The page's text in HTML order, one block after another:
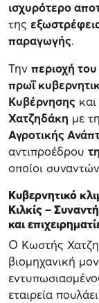
ισχυρότερο
της
παραγωγής.
Την περιοχή
πρωΐ
Κυβέρνησης
Χατζηδάκη με
Αγροτικής
αντιπροέδρου
οποίοι
Κυβερνητικό
Κιλκίς –
και
Ο Κωστής
βιομηχανική
εταιρεία